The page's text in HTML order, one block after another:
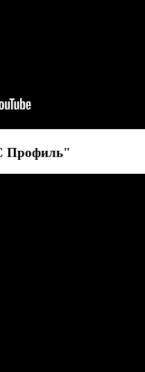
Профиль"